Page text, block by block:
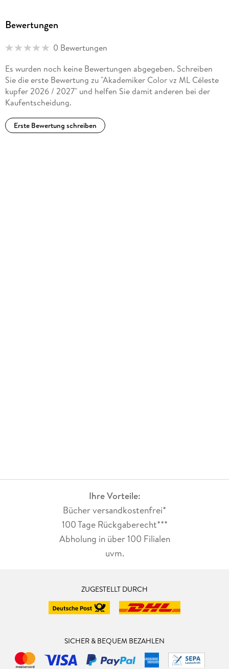
Bewertungen
0 Bewertungen
Es wurden noch keine Bewertungen abgegeben. Schreiben
Sie die erste Bewertung zu "Akademiker Color vz ML Céleste
kupfer 2026 / 2027" und helfen Sie damit anderen bei der
Kaufentscheidung.
Erste Bewertung schreiben
Ihre Vorteile:
Bücher versandkostenfrei*
100 Tage Rückgaberecht***
Abholung in über 100 Filialen
uvm.
ZUGESTELLT DURCH
SICHER & BEQUEM BEZAHLEN